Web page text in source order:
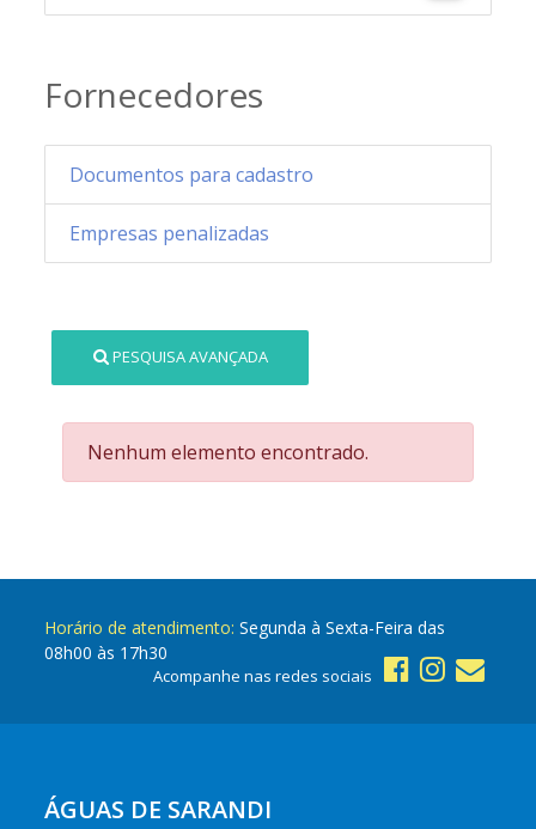
Fornecedores
Documentos para cadastro
Empresas penalizadas
PESQUISA AVANÇADA
Nenhum elemento encontrado.
Horário de atendimento: Segunda à Sexta-Feira das
08h00 às 17h30
Acompanhe nas redes sociais
ÁGUAS DE SARANDI